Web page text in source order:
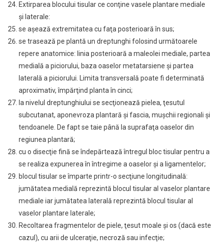
Extirparea blocului tisular ce conţine vasele plantare mediale
şi laterale:
se aşează extremitatea cu faţa posterioară în sus;
se trasează pe plantă un dreptunghi folosind următoarele
repere anatomice: linia posterioară a maleolei mediale, partea
medială a piciorului, baza oaselor metatarsiene şi partea
laterală a piciorului. Limita transversală poate fi determinată
aproximativ, împărţind planta în cinci;
la nivelul dreptunghiului se secţionează pielea, ţesutul
subcutanat, aponevroza plantară şi fascia, muşchii regionali şi
tendoanele. De fapt se taie până la suprafaţa oaselor din
regiunea plantară;
cu o disecţie fină se îndepărtează întregul bloc tisular pentru a
se realiza expunerea în întregime a oaselor şi a ligamentelor;
blocul tisular se împarte printr-o secţiune longitudinală:
jumătatea medială reprezintă blocul tisular al vaselor plantare
mediale iar jumătatea laterală reprezintă blocul tisular al
vaselor plantare laterale;
Recoltarea fragmentelor de piele, ţesut moale şi os (dacă este
cazul), cu arii de ulceraţie, necroză sau infecţie;